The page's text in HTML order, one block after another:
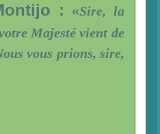
:
«Sire, la
Majesté vient de
vous prions, sire,